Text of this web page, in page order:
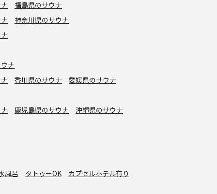
福島県のサウナ
神奈川県のサウナ
ナ
香川県のサウナ 愛媛県のサウナ
鹿児島県のサウナ 沖縄県のサウナ
風呂 タトゥーOK カプセルホテル有り